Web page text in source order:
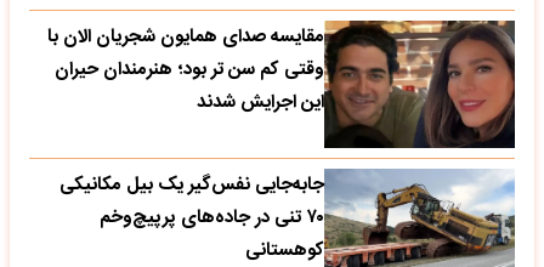
مقایسه صدای همایون شجریان الان با
وقتی کم سن تر بود؛ هنرمندان حیران
این اجرایش شدند
جابه‌جایی نفس‌گیر یک بیل مکانیکی
۷۰ تنی در جاده‌های پرپیچ‌وخم
کوهستانی